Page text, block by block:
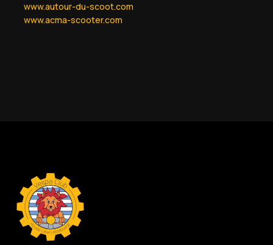
www.autour-du-scoot.com
www.acma-scooter.com